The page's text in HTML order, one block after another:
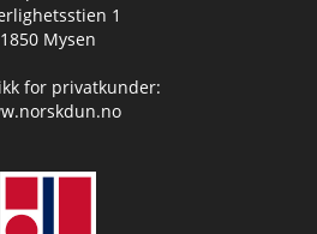
1
1850 Mysen
for privatkunder: